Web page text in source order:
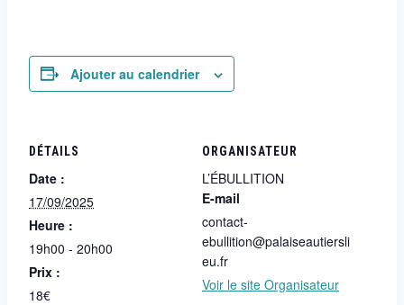
Ajouter au calendrier
DÉTAILS
Date :
17/09/2025
Heure :
19h00 - 20h00
Prix :
18€
ORGANISATEUR
L’ÉBULLITION
E-mail
contact-
ebullition@palaiseautiersli
eu.fr
Voir le site Organisateur